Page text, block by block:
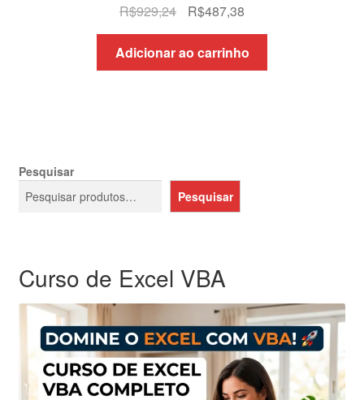
R$929,24
O
preço
original
era:
R$487,38O
preço
atual
é:
Adicionar ao carrinho
Pesquisar
Pesquisar
Curso de Excel VBA